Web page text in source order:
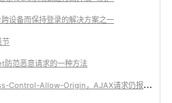
设备而保持登录的解决方案之一
节
范恶意请求的一种方法
Allow-Origin，AJAX请求仍报跨域问题的解决